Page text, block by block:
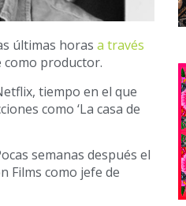
últimas horas a través
como productor.
tiempo en el que
como ‘La casa de
semanas después el
Films como jefe de